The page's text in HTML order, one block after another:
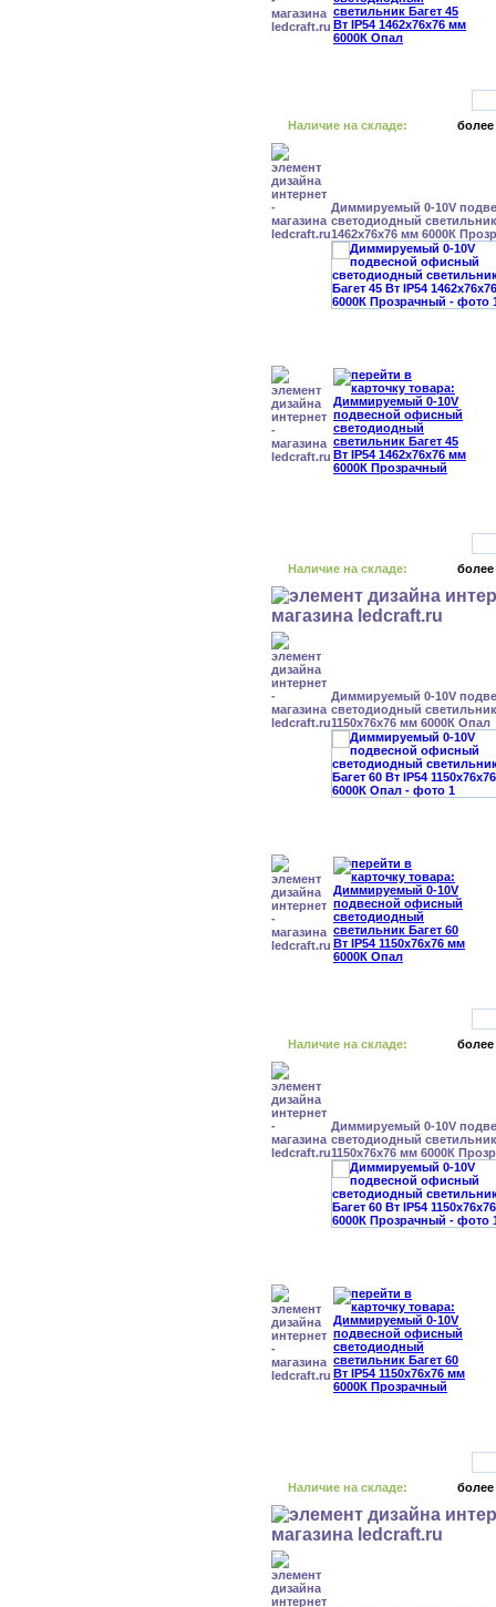
Наличие на складе: более
Диммируемый 0-10V
светодиодный светильник
1462x76x76 мм 6000К
Наличие на складе: более
Диммируемый 0-10V
светодиодный светильник
1150x76x76 мм 6000К Опал
Наличие на складе: более
Диммируемый 0-10V
светодиодный светильник
1150x76x76 мм 6000К
Наличие на складе: более